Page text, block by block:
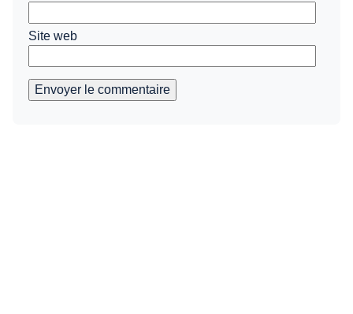
Site web
Envoyer le commentaire